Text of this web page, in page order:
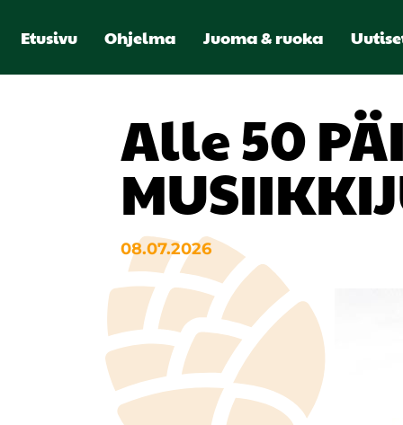
Etusivu Ohjelma Juoma & ruoka
Alle 50
08.07.2026